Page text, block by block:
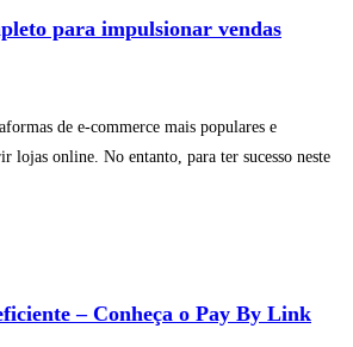
para impulsionar vendas
de e-commerce mais populares e
lojas online. No entanto, para ter sucesso neste
– Conheça o Pay By Link